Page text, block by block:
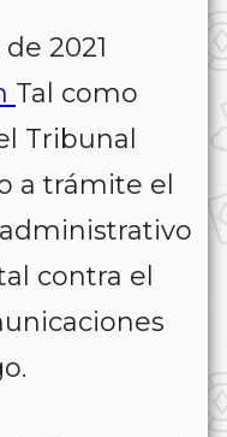
2021
Tal como
Tribunal
a trámite el
contra el